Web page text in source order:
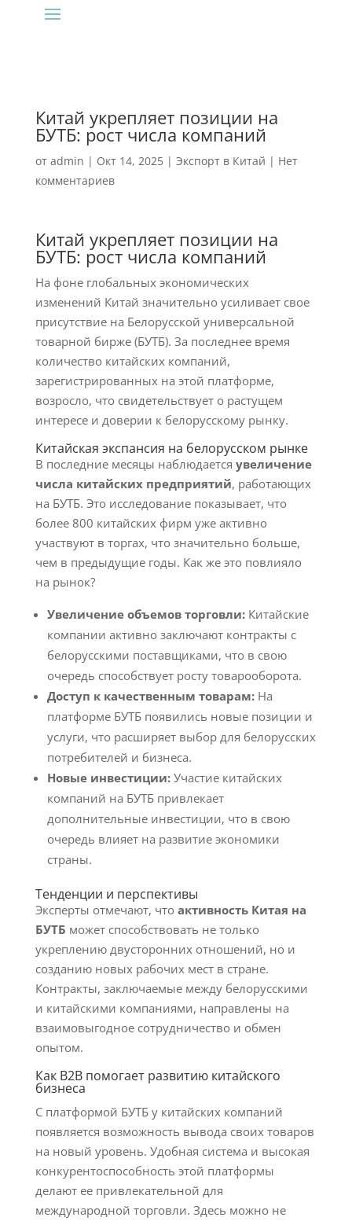
Китай укрепляет позиции на
БУТБ: рост числа компаний
от admin | Окт 14, 2025| Экспорт в Китай | Нет
комментариев
Китай укрепляет позиции на
БУТБ: рост числа компаний
На фоне глобальных экономических
изменений Китай значительно усиливает свое
присутствие на Белорусской универсальной
товарной бирже (БУТБ). За последнее время
количество китайских компаний,
зарегистрированных на этой платформе,
возросло, что свидетельствует о растущем
интересе и доверии к белорусскому рынку.
Китайская экспансия на белорусском рынке
В последние месяцы наблюдается увеличение
числа китайских предприятий, работающих
на БУТБ. Это исследование показывает, что
более 800 китайских фирм уже активно
участвуют в торгах, что значительно больше,
чем в предыдущие годы. Как же это повлияло
на рынок?
Увеличение объемов торговли:Китайские
компании активно заключают контракты с
белорусскими поставщиками, что в свою
очередь способствует росту товарооборота.
Доступ к качественным товарам:На
платформе БУТБ появились новые позиции и
услуги, что расширяет выбор для белорусских
потребителей и бизнеса.
Новые инвестиции:Участие китайских
компаний на БУТБ привлекает
дополнительные инвестиции, что в свою
очередь влияет на развитие экономики
страны.
Тенденции и перспективы
Эксперты отмечают, что активность Китая на
БУТБ может способствовать не только
укреплению двусторонних отношений, но и
созданию новых рабочих мест в стране.
Контракты, заключаемые между белорусскими
и китайскими компаниями, направлены на
взаимовыгодное сотрудничество и обмен
опытом.
Как B2B помогает развитию китайского
бизнеса
С платформой БУТБ у китайских компаний
появляется возможность вывода своих товаров
на новый уровень. Удобная система и высокая
конкурентоспособность этой платформы
делают ее привлекательной для
международной торговли. Здесь можно не